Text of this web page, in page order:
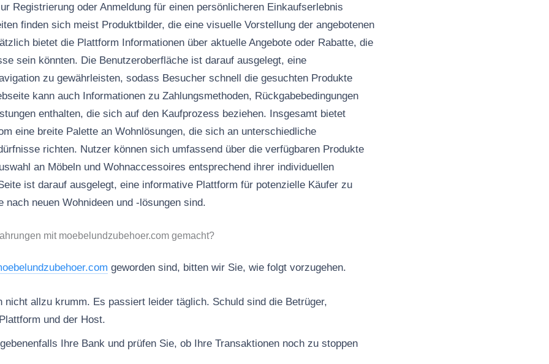
Registrierung oder Anmeldung für einen persönlicheren Einkaufserlebnis
finden sich meist Produktbilder, die eine visuelle Vorstellung der angebotenen
bietet die Plattform Informationen über aktuelle Angebote oder Rabatte, die
sein könnten. Die Benutzeroberfläche ist darauf ausgelegt, eine
zu gewährleisten, sodass Besucher schnell die gesuchten Produkte
kann auch Informationen zu Zahlungsmethoden, Rückgabebedingungen
enthalten, die sich auf den Kaufprozess beziehen. Insgesamt bietet
eine breite Palette an Wohnlösungen, die sich an unterschiedliche
richten. Nutzer können sich umfassend über die verfügbaren Produkte
an Möbeln und Wohnaccessoires entsprechend ihrer individuellen
ist darauf ausgelegt, eine informative Plattform für potenzielle Käufer zu
nach neuen Wohnideen und -lösungen sind.
mit moebelundzubehoer.com gemacht?
geworden sind, bitten wir Sie, wie folgt vorzugehen.
nicht allzu krumm. Es passiert leider täglich. Schuld sind die Betrüger,
und der Host.
Ihre Bank und prüfen Sie, ob Ihre Transaktionen noch zu stoppen